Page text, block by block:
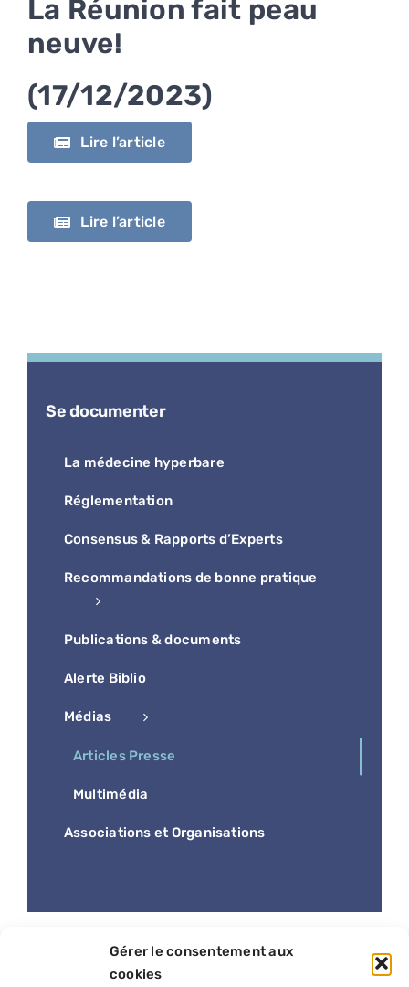
Gérer le consentement aux
cookies
La Réunion fait peau
neuve!
(17/12/2023)
Lire l’article
Lire l’article
Se documenter
La médecine hyperbare
Réglementation
Consensus & Rapports d’Experts
Recommandations de bonne pratique
Publications & documents
Alerte Biblio
Médias
Articles Presse
Multimédia
Associations et Organisations